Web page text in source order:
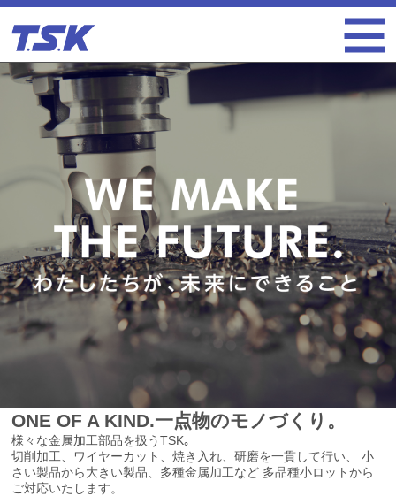
ONE OF A KIND.一点物のモノづくり。
様々な金属加工部品を扱うTSK｡
切削加工、ワイヤーカット、焼き入れ、研磨を一貫して行い、
小
さい製品から大きい製品、多種金属加工など 多品種小ロットから
ご対応いたします。